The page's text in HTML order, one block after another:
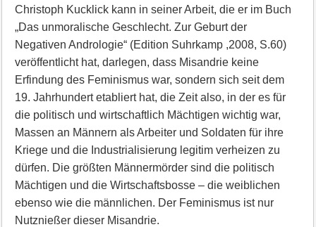
Christoph Kucklick kann in seiner Arbeit, die er im Buch
„Das unmoralische Geschlecht. Zur Geburt der
Negativen Andrologie“ (Edition Suhrkamp ,2008, S.60)
veröffentlicht hat, darlegen, dass Misandrie keine
Erfindung des Feminismus war, sondern sich seit dem
19. Jahrhundert etabliert hat, die Zeit also, in der es für
die politisch und wirtschaftlich Mächtigen wichtig war,
Massen an Männern als Arbeiter und Soldaten für ihre
Kriege und die Industrialisierung legitim verheizen zu
dürfen. Die größten Männermörder sind die politisch
Mächtigen und die Wirtschaftsbosse – die weiblichen
ebenso wie die männlichen. Der Feminismus ist nur
Nutznießer dieser Misandrie.